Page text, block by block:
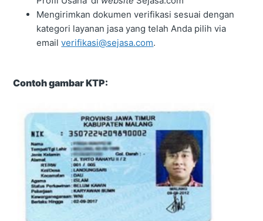
Mengirimkan dokumen verifikasi sesuai dengan
kategori layanan jasa yang telah Anda pilih via
emailverifikasi@sejasa.com.
Contoh gambar KTP: